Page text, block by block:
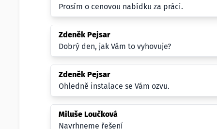
Prosím o cenovou nabídku za práci.
Zdeněk Pejsar
Dobrý den, jak Vám to vyhovuje?
Zdeněk Pejsar
Ohledně instalace se Vám ozvu.
Miluše Loučková
Navrhneme řešení